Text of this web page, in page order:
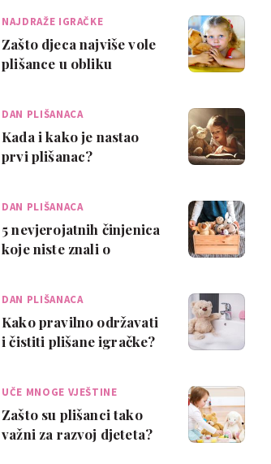
NAJDRAŽE IGRAČKE
Zašto djeca najviše vole
plišance u obliku
DAN PLIŠANACA
Kada i kako je nastao
prvi plišanac?
DAN PLIŠANACA
5 nevjerojatnih činjenica
koje niste znali o
DAN PLIŠANACA
Kako pravilno održavati
i čistiti plišane igračke?
UČE MNOGE VJEŠTINE
Zašto su plišanci tako
važni za razvoj djeteta?